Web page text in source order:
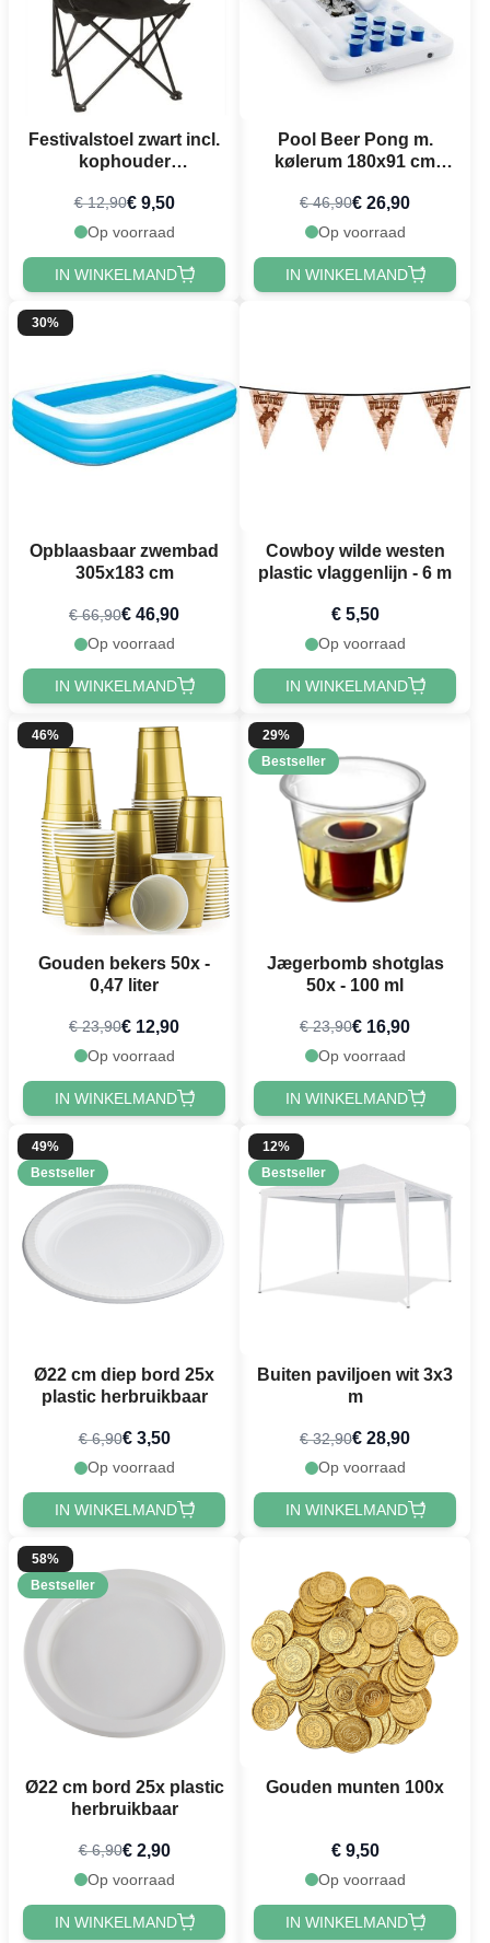
Festivalstoel zwart incl.
kophouder
€ 12,90€ 9,50
Op voorraad
IN WINKELMAND
Pool Beer Pong m.
kølerum 180x91 cm
€ 46,90€ 26,90
Op voorraad
IN WINKELMAND
30%
Opblaasbaar zwembad
305x183 cm
€ 66,90€ 46,90
Op voorraad
IN WINKELMAND
Cowboy wilde westen
plastic vlaggenlijn - 6 m
€ 5,50
Op voorraad
IN WINKELMAND
46%
Gouden bekers 50x -
0,47 liter
€ 23,90€ 12,90
Op voorraad
IN WINKELMAND
29%
Bestseller
Jægerbomb shotglas
50x - 100 ml
€ 23,90€ 16,90
Op voorraad
IN WINKELMAND
49%
Bestseller
Ø22 cm diep bord 25x
plastic herbruikbaar
€ 6,90€ 3,50
Op voorraad
IN WINKELMAND
12%
Bestseller
Buiten paviljoen wit 3x3
m
€ 32,90€ 28,90
Op voorraad
IN WINKELMAND
58%
Bestseller
Ø22 cm bord 25x plastic
herbruikbaar
€ 6,90€ 2,90
Op voorraad
IN WINKELMAND
Gouden munten 100x
€ 9,50
Op voorraad
IN WINKELMAND